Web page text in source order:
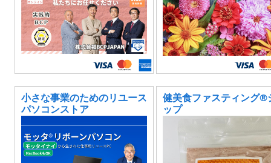
小さな事業のためのリユース
パソコンストア
健美食ファスティング®︎
ップ